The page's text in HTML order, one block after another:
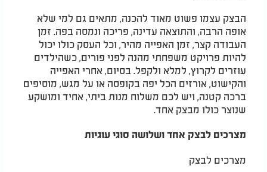
הבצק עצמו פשוט מאוד להכנה, מתאים גם למי שלא
אופה הרבה, והתוצאה עדינה, פריכה ונמסה בפה. זמן
העבודה קצר, זמן האפייה מהיר, וכל העסק כולו יכול
להיות פרויקט משפחתי מהנה לפני פורים, כשהילדים
עוזרים לקרוץ, למלא ולקפל. בסיום, אחרי האפייה
והקישוט, אורזים הכל יפה בקופסה או על מגש, מוסיפים
ברכה קטנה, ויש לכם משלוח מנות ביתי, אחיד ומושקע
שנוצר כולו מבצק אחד.​
מצרכים לבצק אחד ושלושה סוגי עוגיות
מצרכים לבצק